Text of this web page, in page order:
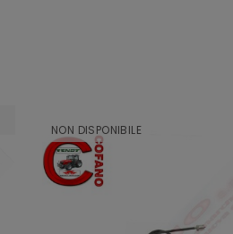
NON DISPONIBILE